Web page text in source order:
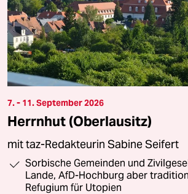
7. - 11. September 2026
Herrnhut (Oberlausitz)
mit taz-Redakteurin Sabine Seifert
Sorbische Gemeinden und
Lande, AfD-Hochburg aber
Refugium für Utopien